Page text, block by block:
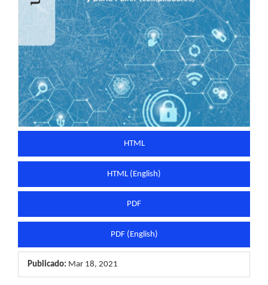
HTML
HTML (English)
PDF
PDF (English)
Publicado: Mar 18, 2021